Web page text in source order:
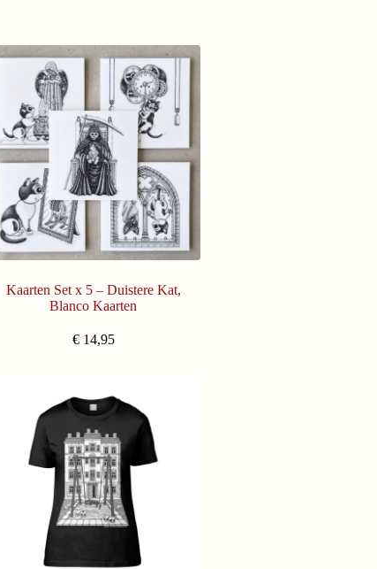
Kaarten Set x 5 – Duistere Kat,
Blanco Kaarten
€14,95